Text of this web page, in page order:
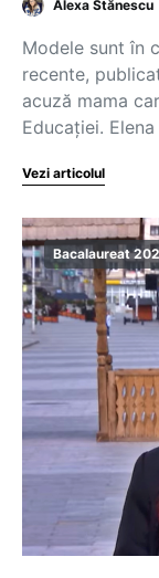
Alexa Stănescu
Modele sunt în
recente,
acuză mama
Educației.
Vezi articolul
Bacalaureat